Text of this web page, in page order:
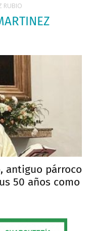
RUBIO
antiguo párroco
50 años como